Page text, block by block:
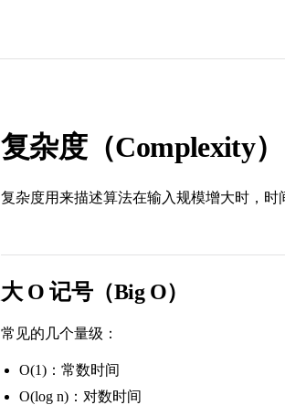
复杂度（Complexity）
复杂度用来描述算法在输入规模增大时，时
大 O 记号（Big O）
常见的几个量级：
O(1)：常数时间
O(log n)：对数时间